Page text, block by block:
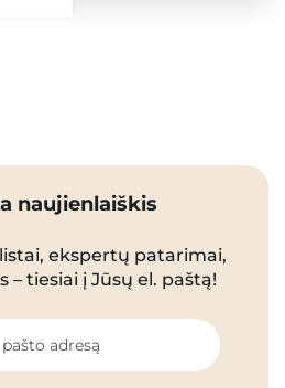
naujienlaiškis
ekspertų patarimai,
– tiesiai į Jūsų el. paštą!
adresą